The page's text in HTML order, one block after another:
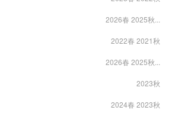
2026春 2025秋...
2022春 2021秋
2026春 2025秋...
2023秋
2024春 2023秋